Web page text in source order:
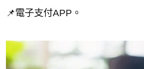
📌電子支付APP。